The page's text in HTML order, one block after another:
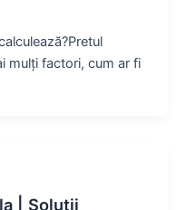
mulți factori, cum ar fi
| Soluții